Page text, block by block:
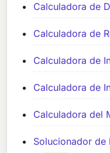
Calculadora de
Calculadora de
Calculadora de
Calculadora de
Calculadora del
Solucionador de